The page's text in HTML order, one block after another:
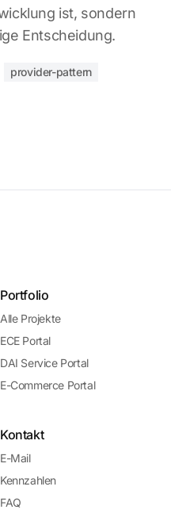
ist, sondern
Entscheidung.
provider-pattern
Portfolio
Alle Projekte
ECE Portal
DAI Service Portal
E-Commerce Portal
Kontakt
E-Mail
Kennzahlen
FAQ